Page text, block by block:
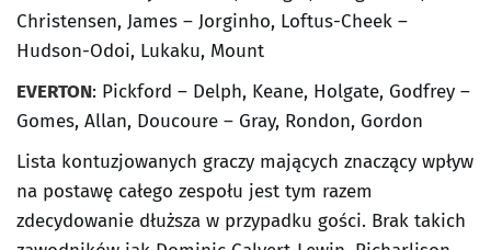
Christensen, James – Jorginho, Loftus-Cheek –
Hudson-Odoi, Lukaku, Mount
EVERTON: Pickford – Delph, Keane, Holgate, Godfrey –
Gomes, Allan, Doucoure – Gray, Rondon, Gordon
Lista kontuzjowanych graczy mających znaczący wpływ
na postawę całego zespołu jest tym razem
zdecydowanie dłuższa w przypadku gości. Brak takich